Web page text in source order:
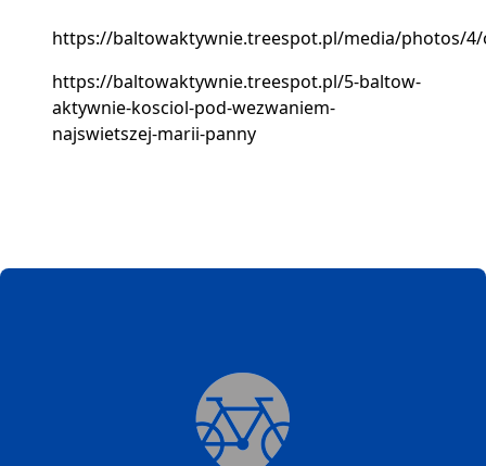
https://baltowaktywnie.treespot.pl/media/photos/
https://baltowaktywnie.treespot.pl/5-baltow-
aktywnie-kosciol-pod-wezwaniem-
najswietszej-marii-panny